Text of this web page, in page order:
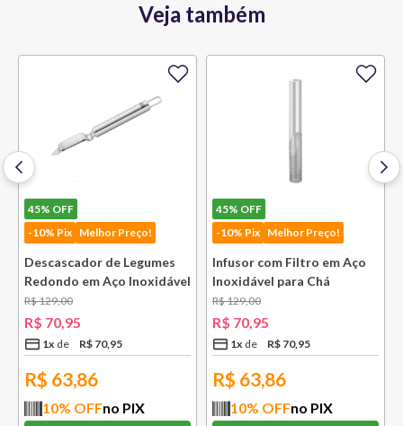
Veja também
Melhor Preço!
Escumadeira Rasa em Aço
Inoxidável 346 mm Bsf
R$
R$92,95
1x R$ 92, 95
Pegador em Silicone e Cabo
em Aço Inoxidável 245 mm
R$76,45
1x R$ 76, 45